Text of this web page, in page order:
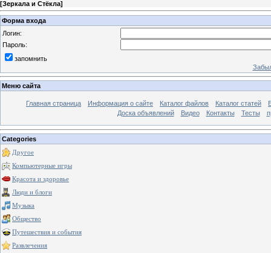
[Зеркала и Стёкла]
Форма входа
Логин:
Пароль:
запомнить
Меню сайта
Главная страница Информация о сайте Каталог файлов Каталог статей
Доска объявлений
Видео Контакты Тесты
Categories
Другое
Компьютерные игры
Красота и здоровье
Люди и блоги
Музыка
Общество
Путешествия и события
Развлечения